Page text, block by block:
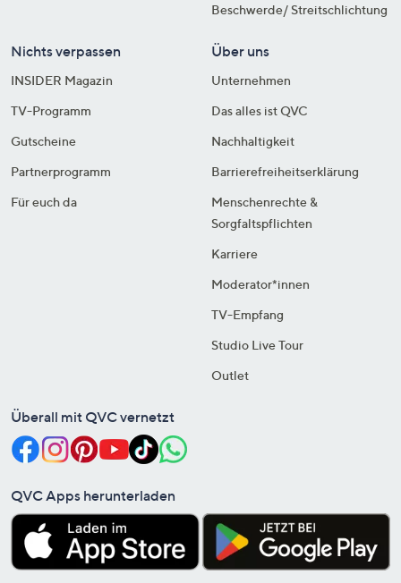
Beschwerde/ Streitschlichtung
Nichts verpassen
INSIDER Magazin
TV-Programm
Gutscheine
Partnerprogramm
Für euch da
Über uns
Unternehmen
Das alles ist QVC
Nachhaltigkeit
Barrierefreiheitserklärung
Menschenrechte &
Sorgfaltspflichten
Karriere
Moderator*innen
TV-Empfang
Studio Live Tour
Outlet
Überall mit QVC vernetzt
QVC Apps herunterladen